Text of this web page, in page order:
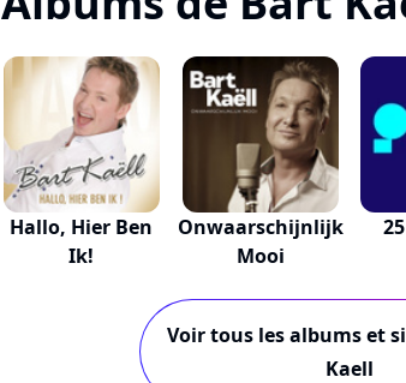
Hallo, Hier Ben
Ik!
Onwaarschijnlijk
Mooi
Voir tous les albums et
Kaell